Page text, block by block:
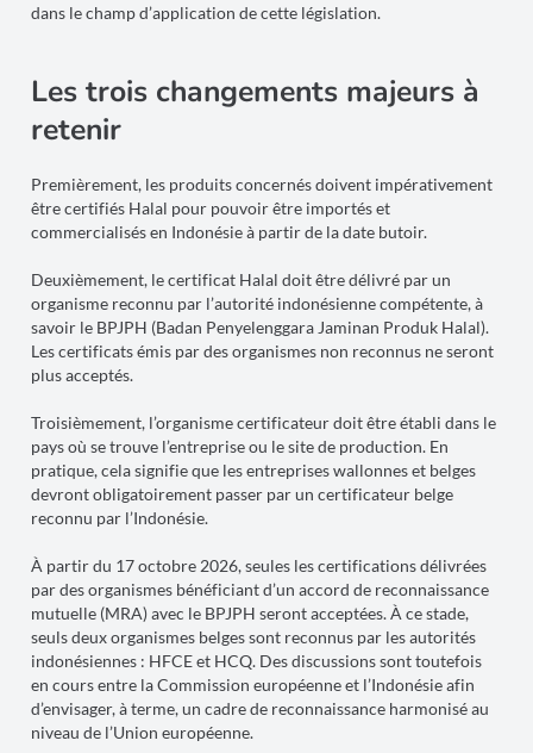
dans le champ d’application de cette législation.
Les trois changements majeurs à
retenir
Premièrement, les produits concernés doivent impérativement
être certifiés Halal pour pouvoir être importés et
commercialisés en Indonésie à partir de la date butoir.
Deuxièmement, le certificat Halal doit être délivré par un
organisme reconnu par l’autorité indonésienne compétente, à
savoir le BPJPH (Badan Penyelenggara Jaminan Produk Halal).
Les certificats émis par des organismes non reconnus ne seront
plus acceptés.
Troisièmement, l’organisme certificateur doit être établi dans le
pays où se trouve l’entreprise ou le site de production. En
pratique, cela signifie que les entreprises wallonnes et belges
devront obligatoirement passer par un certificateur belge
reconnu par l’Indonésie.
À partir du 17 octobre 2026, seules les certifications délivrées
par des organismes bénéficiant d’un accord de reconnaissance
mutuelle (MRA) avec le BPJPH seront acceptées. À ce stade,
seuls deux organismes belges sont reconnus par les autorités
indonésiennes : HFCE et HCQ. Des discussions sont toutefois
en cours entre la Commission européenne et l’Indonésie afin
d’envisager, à terme, un cadre de reconnaissance harmonisé au
niveau de l’Union européenne.